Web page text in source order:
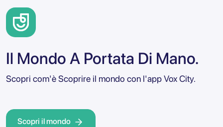
Il Mondo A Portata Di Mano.
Scopri com'è Scoprire il mondo con l'app Vox City.
Scopri il mondo